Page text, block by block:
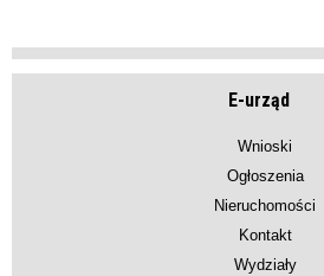
E-urząd
Wnioski
Ogłoszenia
Nieruchomości
Kontakt
Wydziały